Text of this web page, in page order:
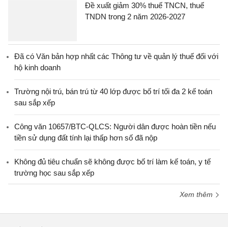
Đề xuất giảm 30% thuế TNCN, thuế
TNDN trong 2 năm 2026-2027
Đã có Văn bản hợp nhất các Thông tư về quản lý thuế đối với
hộ kinh doanh
Trường nội trú, bán trú từ 40 lớp được bố trí tối đa 2 kế toán
sau sắp xếp
Công văn 10657/BTC-QLCS: Người dân được hoàn tiền nếu
tiền sử dụng đất tính lại thấp hơn số đã nộp
Không đủ tiêu chuẩn sẽ không được bố trí làm kế toán, y tế
trường học sau sắp xếp
Xem thêm